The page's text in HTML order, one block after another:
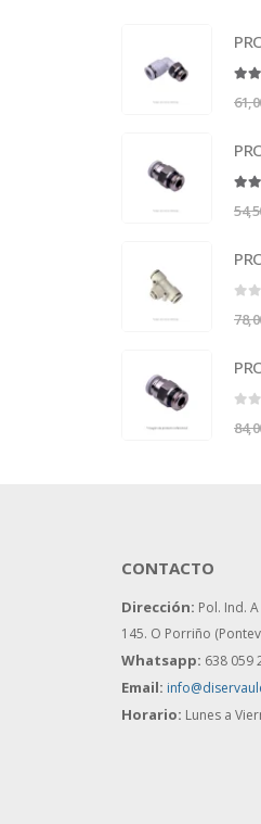
CONTACTO
Dirección: Pol. Ind.
145. O Porriño
Whatsapp: 638 059
Email:
Horario: Lunes a